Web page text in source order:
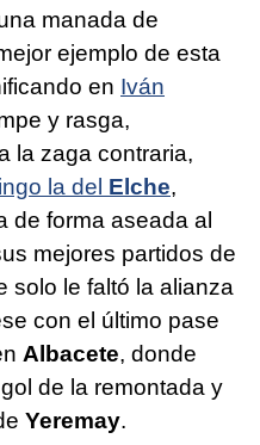
manada de
ejemplo de esta
en Iván
y rasga,
la zaga contraria,
la del Elche,
de forma aseada al
mejores partidos de
solo le faltó la alianza
con el último pase
Albacete, donde
de la remontada y
Yeremay.